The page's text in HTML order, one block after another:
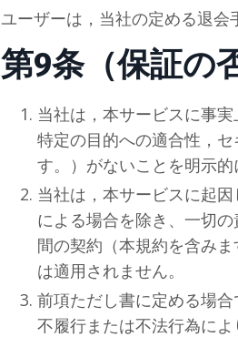
ユーザーは，当社の定める退会
第9条（保証の
当社は，本サービスに事
特定の目的への適合性，
す。）がないことを明示的
当社は，本サービスに起
による場合を除き、一切
間の契約（本規約を含み
は適用されません。
前項ただし書に定める場
不履行または不法行為に